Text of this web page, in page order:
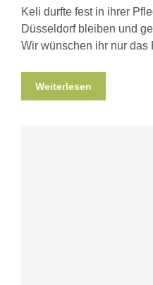
Keli durfte fest in ihrer
Düsseldorf bleiben und
Wir wünschen ihr nur das
Weiterlesen